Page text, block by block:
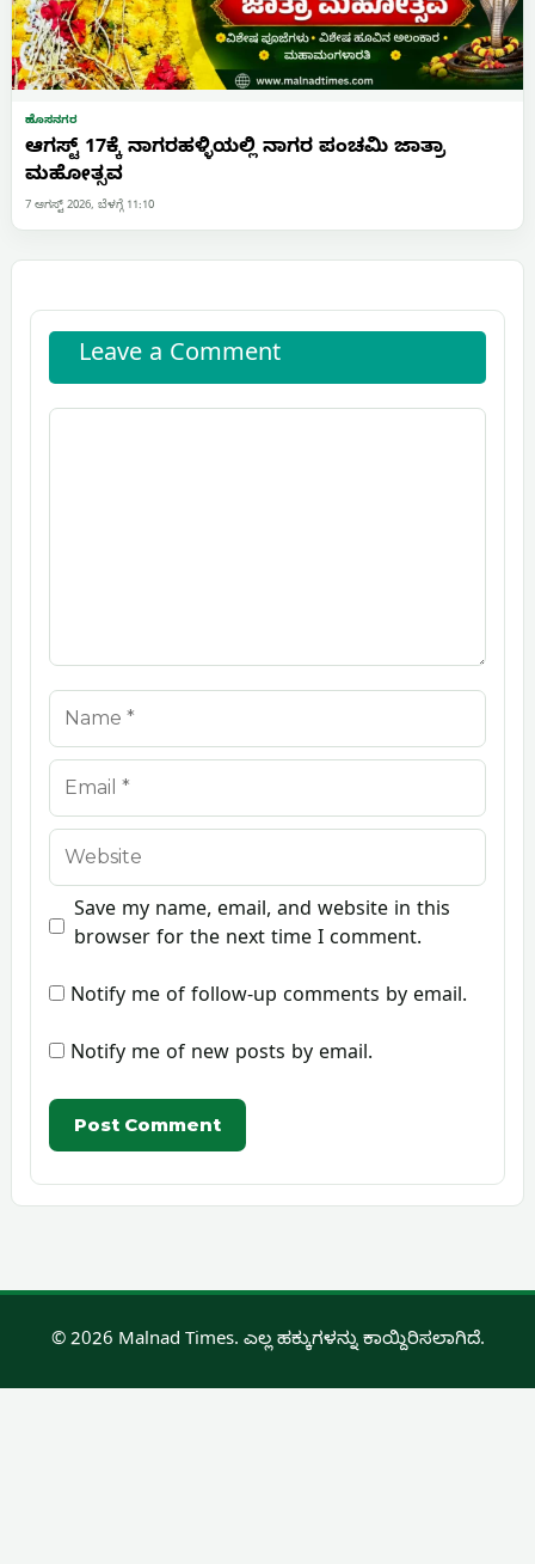
ಹೊಸನಗರ
ಆಗಸ್ಟ್ 17ಕ್ಕೆ ನಾಗರಹಳ್ಳಿಯಲ್ಲಿ ನಾಗರ ಪಂಚಮಿ ಜಾತ್ರಾ
ಮಹೋತ್ಸವ
7 ಆಗಸ್ಟ್ 2026, ಬೆಳಗ್ಗೆ 11:10
Leave a Comment
Comment
Name
Email
Website
Save my name, email, and website in this
browser for the next time I comment.
Notify me of follow-up comments by email.
Notify me of new posts by email.
© 2026 Malnad Times. ಎಲ್ಲ ಹಕ್ಕುಗಳನ್ನು ಕಾಯ್ದಿರಿಸಲಾಗಿದೆ.